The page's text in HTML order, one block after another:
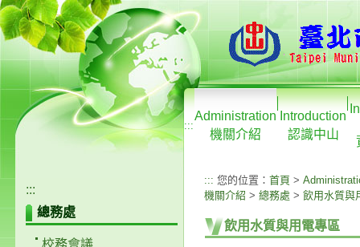
:::
Administration
機關介紹
Introduction
認識中山
:::
總務處
校務會議
::: 您的位置： 首頁 >
機關介紹 > 總務處 > 飲用水質與
飲用水質與用電專區